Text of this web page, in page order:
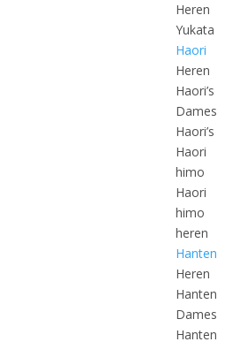
Heren
Yukata
Haori
Heren
Haori’s
Dames
Haori’s
Haori
himo
Haori
himo
heren
Hanten
Heren
Hanten
Dames
Hanten